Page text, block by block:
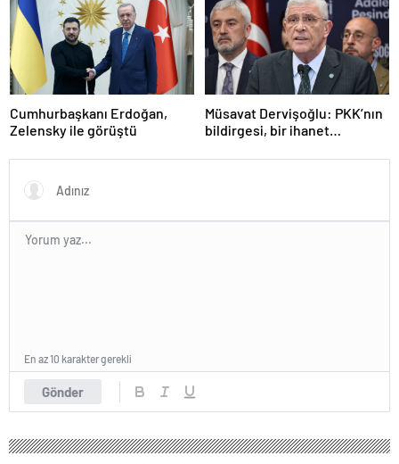
Cumhurbaşkanı Erdoğan,
Zelensky ile görüştü
Müsavat Dervişoğlu: PKK’nın
bildirgesi, bir ihanet
Gönder
En az 10 karakter gerekli